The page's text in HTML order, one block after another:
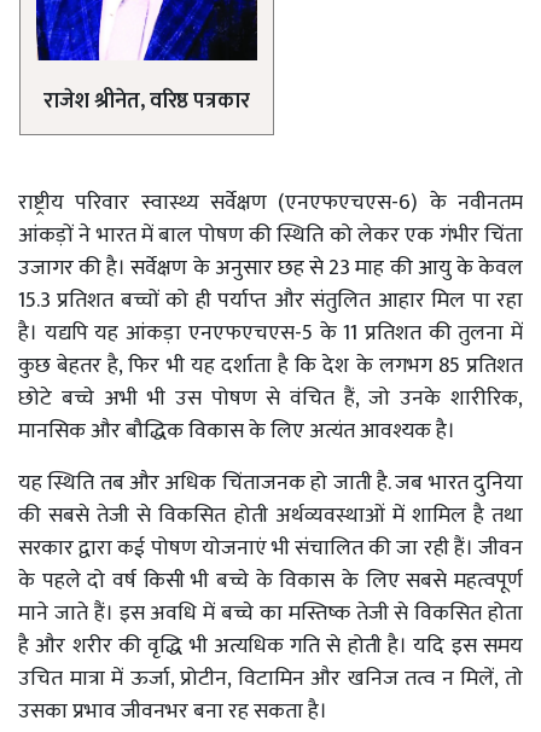
राजेश श्रीनेत, वरिष्ठ पत्रकार
राष्ट्रीय परिवार स्वास्थ्य सर्वेक्षण (एनएफएचएस-6) के नवीनतम
आंकड़ों ने भारत में बाल पोषण की स्थिति को लेकर एक गंभीर चिंता
उजागर की है। सर्वेक्षण के अनुसार छह से 23 माह की आयु के केवल
15.3 प्रतिशत बच्चों को ही पर्याप्त और संतुलित आहार मिल पा रहा
है। यद्यपि यह आंकड़ा एनएफएचएस-5 के 11 प्रतिशत की तुलना में
कुछ बेहतर है, फिर भी यह दर्शाता है कि देश के लगभग 85 प्रतिशत
छोटे बच्चे अभी भी उस पोषण से वंचित हैं, जो उनके शारीरिक,
मानसिक और बौद्धिक विकास के लिए अत्यंत आवश्यक है।
यह स्थिति तब और अधिक चिंताजनक हो जाती है. जब भारत दुनिया
की सबसे तेजी से विकसित होती अर्थव्यवस्थाओं में शामिल है तथा
सरकार द्वारा कई पोषण योजनाएं भी संचालित की जा रही हैं। जीवन
के पहले दो वर्ष किसी भी बच्चे के विकास के लिए सबसे महत्वपूर्ण
माने जाते हैं। इस अवधि में बच्चे का मस्तिष्क तेजी से विकसित होता
है और शरीर की वृद्धि भी अत्यधिक गति से होती है। यदि इस समय
उचित मात्रा में ऊर्जा, प्रोटीन, विटामिन और खनिज तत्व न मिलें, तो
उसका प्रभाव जीवनभर बना रह सकता है।